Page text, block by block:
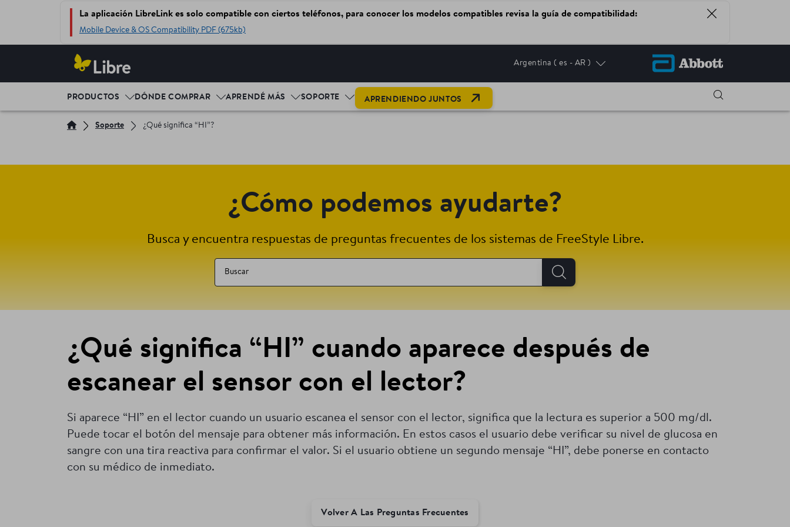
La aplicación LibreLink es solo compatible con ciertos teléfonos, para conocer los modelos compatibles revisa la guía de compatibilidad:
Mobile Device & OS Compatibility PDF (675kb)
Argentina ( es - AR )
PRODUCTOS DÓNDE COMPRAR APRENDÉ MÁS SOPORTE APRENDIENDO JUNTOS
Soporte ¿Qué significa “HI”?
¿Cómo podemos ayudarte?
Busca y encuentra respuestas de preguntas frecuentes de los sistemas de FreeStyle Libre.
¿Qué significa “HI” cuando aparece después de
escanear el sensor con el lector?
Si aparece “HI” en el lector cuando un usuario escanea el sensor con el lector, significa que la lectura es superior a 500 mg/dl.
Puede tocar el botón del mensaje para obtener más información. En estos casos el usuario debe verificar su nivel de glucosa en
sangre con una tira reactiva para confirmar el valor. Si el usuario obtiene un segundo mensaje “HI”, debe ponerse en contacto
con su médico de inmediato.
Volver A Las Preguntas Frecuentes